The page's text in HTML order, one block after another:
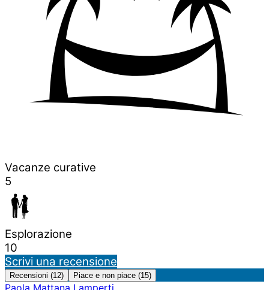
Vacanze curative
5
Esplorazione
10
Scrivi una recensione
Recensioni (12) Piace e non piace (15)